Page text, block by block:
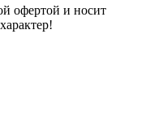
офертой и носит